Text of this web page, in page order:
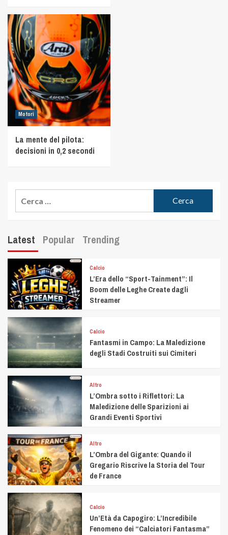
Motori
La mente del pilota:
decisioni in 0,2 secondi
Latest Popular Trending
Calcio
L’Era dello “Sport-Tainment”: Il
Boom delle Leghe Create dagli
Streamer
Calcio
Fantasmi in Campo: La Maledizione
degli Stadi Costruiti sui Cimiteri
Altro
L’Ombra sotto i Riflettori: La
Maledizione delle Sparizioni ai
Grandi Eventi Sportivi
Altro
L’Ombra del Gigante: Quando il
Gregario Riscrive la Storia del Tour
de France
Calcio
Un’Età da Capogiro: L’Incredibile
Fenomeno dei “Calciatori Fantasma”